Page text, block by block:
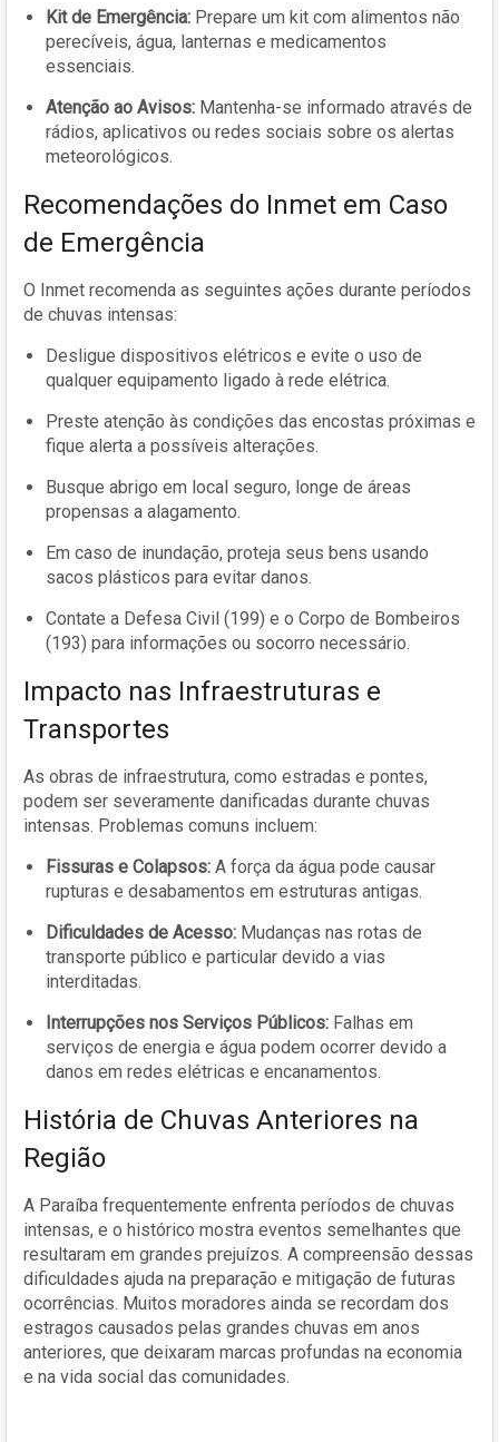
Kit de Emergência: Prepare um kit com alimentos não
perecíveis, água, lanternas e medicamentos
essenciais.
Atenção ao Avisos: Mantenha-se informado através de
rádios, aplicativos ou redes sociais sobre os alertas
meteorológicos.
Recomendações do Inmet em Caso
de Emergência
O Inmet recomenda as seguintes ações durante períodos
de chuvas intensas:
Desligue dispositivos elétricos e evite o uso de
qualquer equipamento ligado à rede elétrica.
Preste atenção às condições das encostas próximas e
fique alerta a possíveis alterações.
Busque abrigo em local seguro, longe de áreas
propensas a alagamento.
Em caso de inundação, proteja seus bens usando
sacos plásticos para evitar danos.
Contate a Defesa Civil (199) e o Corpo de Bombeiros
(193) para informações ou socorro necessário.
Impacto nas Infraestruturas e
Transportes
As obras de infraestrutura, como estradas e pontes,
podem ser severamente danificadas durante chuvas
intensas. Problemas comuns incluem:
Fissuras e Colapsos: A força da água pode causar
rupturas e desabamentos em estruturas antigas.
Dificuldades de Acesso: Mudanças nas rotas de
transporte público e particular devido a vias
interditadas.
Interrupções nos Serviços Públicos: Falhas em
serviços de energia e água podem ocorrer devido a
danos em redes elétricas e encanamentos.
História de Chuvas Anteriores na
Região
A Paraíba frequentemente enfrenta períodos de chuvas
intensas, e o histórico mostra eventos semelhantes que
resultaram em grandes prejuízos. A compreensão dessas
dificuldades ajuda na preparação e mitigação de futuras
ocorrências. Muitos moradores ainda se recordam dos
estragos causados pelas grandes chuvas em anos
anteriores, que deixaram marcas profundas na economia
e na vida social das comunidades.